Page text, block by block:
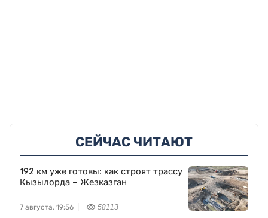
СЕЙЧАС ЧИТАЮТ
192 км уже готовы: как строят трассу
Кызылорда – Жезказган
7 августа, 19:56 58113